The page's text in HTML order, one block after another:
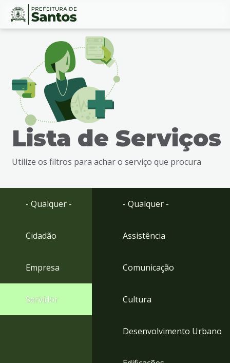
Ir
busca
Ir
Conteúdo
Lista de Serviços
Utilize os filtros para achar o serviço que procura
- Qualquer -
Cidadão
Empresa
Servidor
- Qualquer -
Assistência
Comunicação
Cultura
Desenvolvimento Urbano